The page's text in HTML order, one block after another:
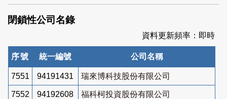
索
閉鎖性公司名錄
資料更新頻率：即時
序號 統一編號 公司名稱
7551 94191431 瑞來博科技股份有限公司
7552 94192608 福科柯投資股份有限公司